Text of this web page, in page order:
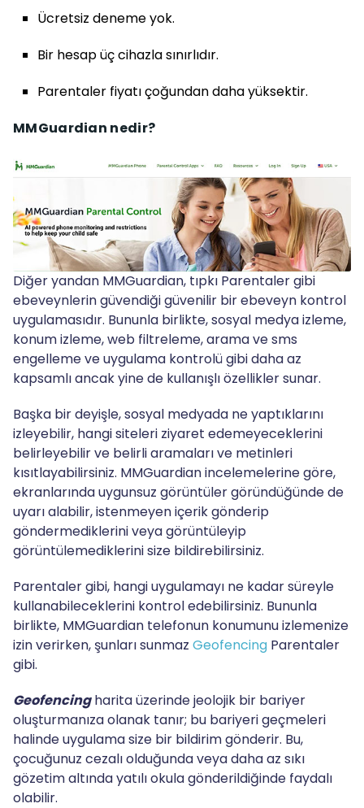
Ücretsiz deneme yok.
Bir hesap üç cihazla sınırlıdır.
Parentaler fiyatı çoğundan daha yüksektir.
MMGuardian nedir?
Diğer yandan MMGuardian, tıpkı Parentaler gibi
ebeveynlerin güvendiği güvenilir bir ebeveyn kontrol
uygulamasıdır. Bununla birlikte, sosyal medya izleme,
konum izleme, web filtreleme, arama ve sms
engelleme ve uygulama kontrolü gibi daha az
kapsamlı ancak yine de kullanışlı özellikler sunar.
Başka bir deyişle, sosyal medyada ne yaptıklarını
izleyebilir, hangi siteleri ziyaret edemeyeceklerini
belirleyebilir ve belirli aramaları ve metinleri
kısıtlayabilirsiniz. MMGuardian incelemelerine göre,
ekranlarında uygunsuz görüntüler göründüğünde de
uyarı alabilir, istenmeyen içerik gönderip
göndermediklerini veya görüntüleyip
görüntülemediklerini size bildirebilirsiniz.
Parentaler gibi, hangi uygulamayı ne kadar süreyle
kullanabileceklerini kontrol edebilirsiniz. Bununla
birlikte, MMGuardian telefonun konumunu izlemenize
izin verirken, şunları sunmaz Geofencing Parentaler
gibi.
Geofencingharita üzerinde jeolojik bir bariyer
oluşturmanıza olanak tanır; bu bariyeri geçmeleri
halinde uygulama size bir bildirim gönderir. Bu,
çocuğunuz cezalı olduğunda veya daha az sıkı
gözetim altında yatılı okula gönderildiğinde faydalı
olabilir.